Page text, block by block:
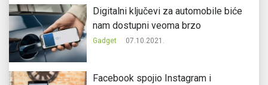
Digitalni ključevi za automobile biće
nam dostupni veoma brzo
Gadget 07.10.2021.
Facebook spojio Instagram i